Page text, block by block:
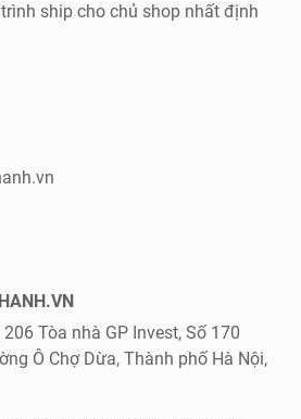
ship cho chủ shop nhất định
Tòa nhà GP Invest, Số 170
Ô Chợ Dừa, Thành phố Hà Nội,